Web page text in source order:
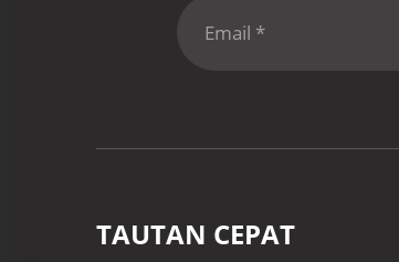
TAUTAN CEPAT